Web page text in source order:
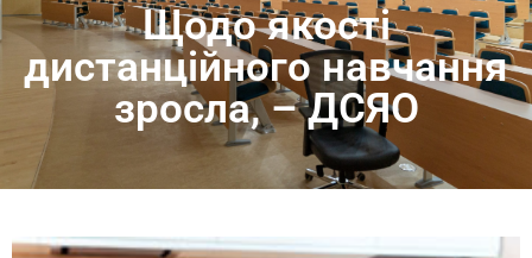
Щодо якості
дистанційного навчання
зросла, – ДСЯО